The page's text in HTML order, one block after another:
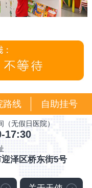
路线 自助挂号
（无假日医院）
17:30
泽区桥东街5号